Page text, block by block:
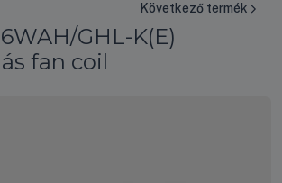
Következő termék
GHL-K(E)
fan coil